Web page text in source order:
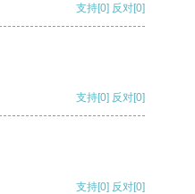
支持[0] 反对[0]
支持[0] 反对[0]
支持[0] 反对[0]